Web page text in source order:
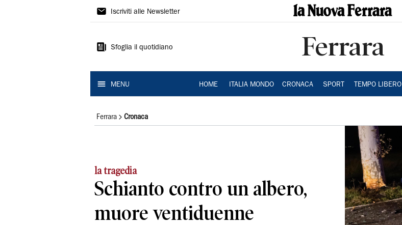
La
Ferrara
Iscriviti alle Newsletter
Sfoglia il quotidiano Ferrara
MENU HOME ITALIA MONDO CRONACA SPORT TEMPO LIBERO
Ferrara Cronaca
la tragedia
Schianto contro un albero,
muore ventiduenne